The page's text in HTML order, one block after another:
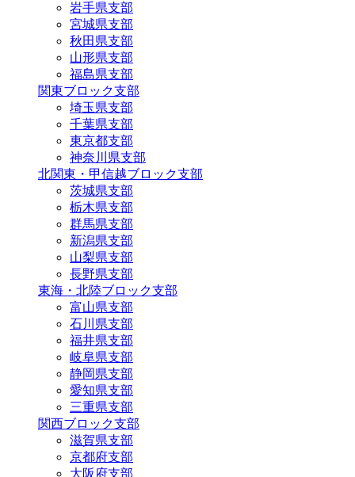
岩手県支部
宮城県支部
秋田県支部
山形県支部
福島県支部
関東ブロック支部
埼玉県支部
千葉県支部
東京都支部
神奈川県支部
北関東・甲信越ブロック支部
茨城県支部
栃木県支部
群馬県支部
新潟県支部
山梨県支部
長野県支部
東海・北陸ブロック支部
富山県支部
石川県支部
福井県支部
岐阜県支部
静岡県支部
愛知県支部
三重県支部
関西ブロック支部
滋賀県支部
京都府支部
大阪府支部